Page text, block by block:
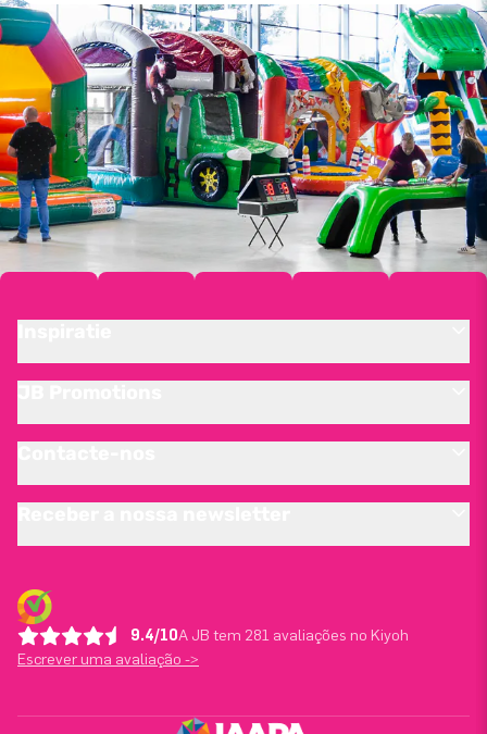
9.4/10A JB tem 281 avaliações no Kiyoh
Escrever uma avaliação ->